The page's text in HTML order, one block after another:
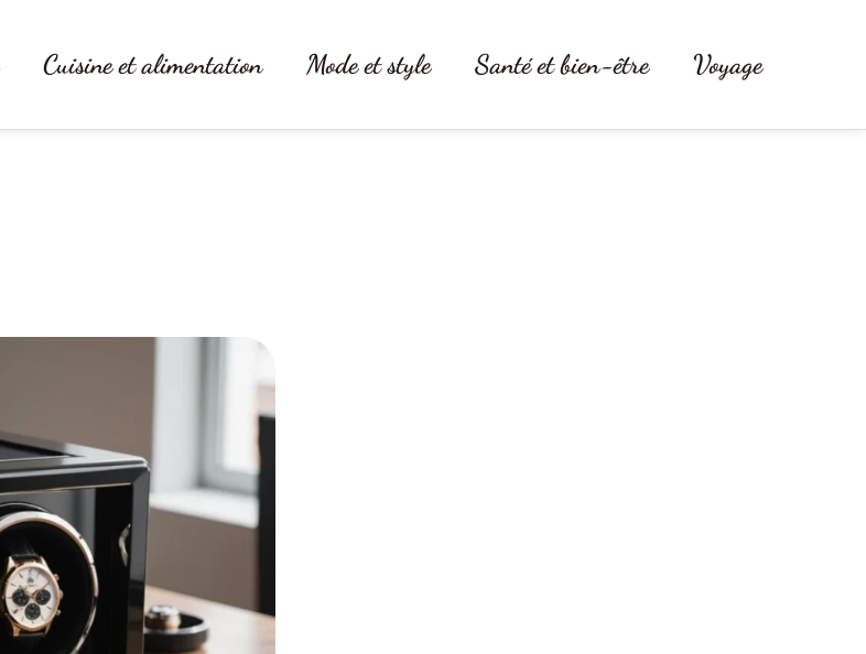
Cuisine et alimentation Mode et style Santé et bien-être Voyage